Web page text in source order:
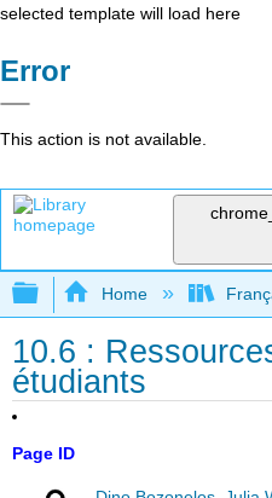
selected template will load here
Error
This action is not available.
Expand/collapse
Home
10.6 :
étudiants
Page ID